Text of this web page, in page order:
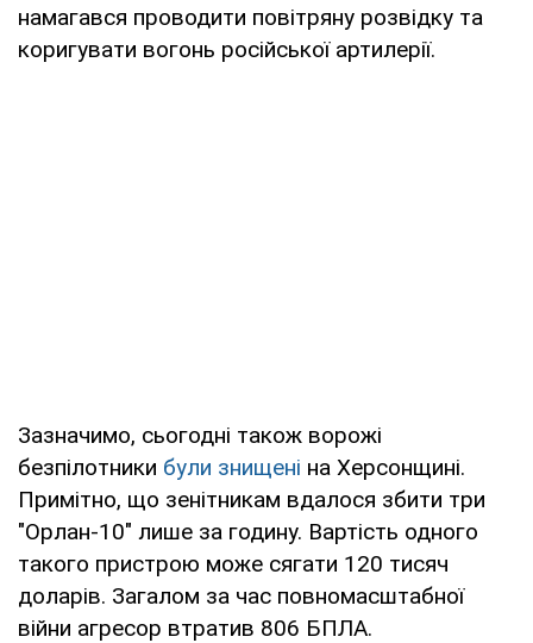
намагався проводити повітряну розвідку та
коригувати вогонь російської артилерії.
Зазначимо, сьогодні також ворожі
безпілотники були знищені на Херсонщині.
Примітно, що зенітникам вдалося збити три
"Орлан-10" лише за годину. Вартість одного
такого пристрою може сягати 120 тисяч
доларів. Загалом за час повномасштабної
війни агресор втратив 806 БПЛА.